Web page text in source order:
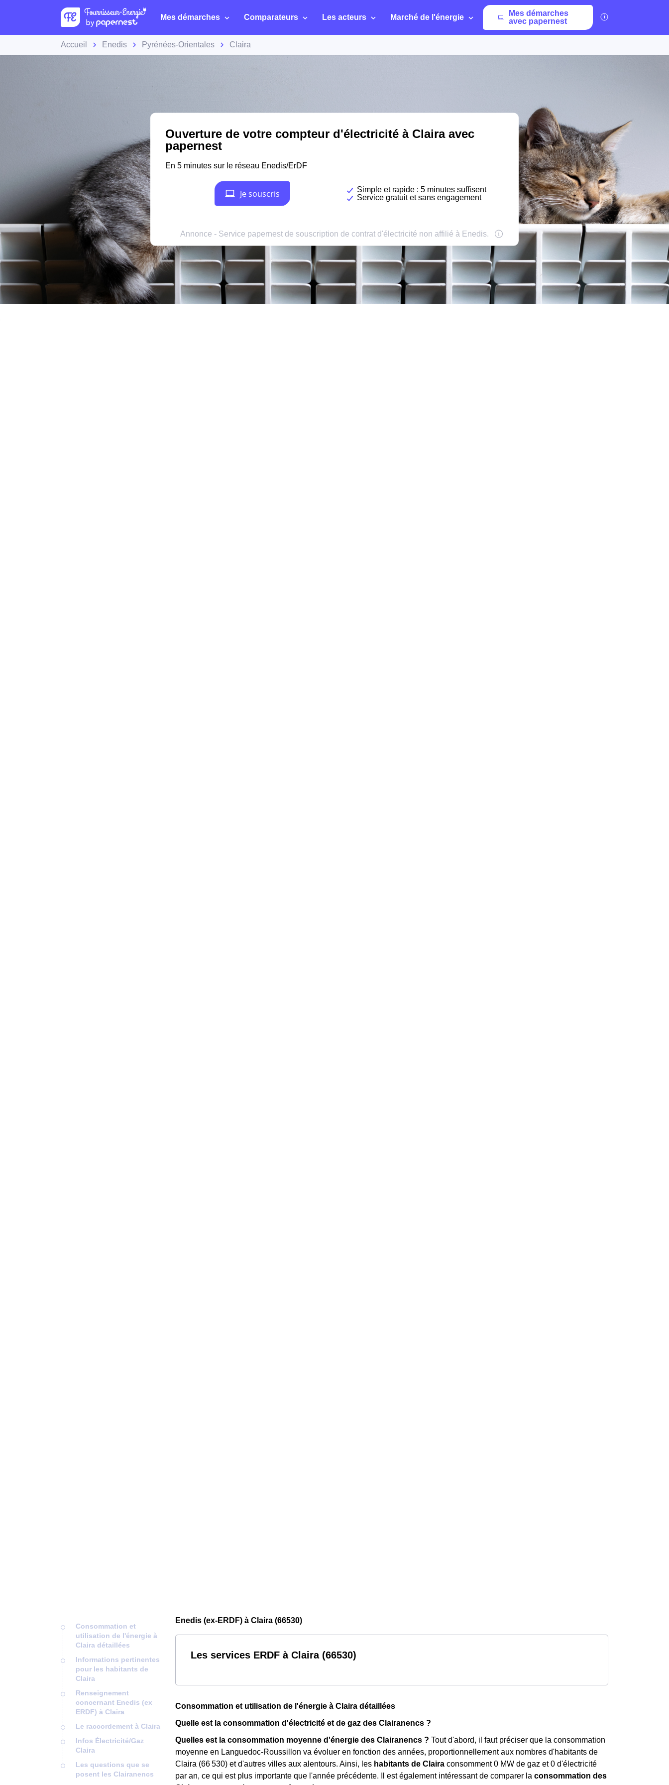
Mes démarches Comparateurs Les acteurs Marché de l'énergie
Mes démarches
avec papernest
Accueil Enedis Pyrénées-Orientales Claira
Consommation et
utilisation de l'énergie à
Claira détaillées
Informations pertinentes
pour les habitants de
Claira
Renseignement
concernant Enedis (ex
ERDF) à Claira
Le raccordement à Claira
Infos Électricité/Gaz
Claira
Les questions que se
posent les Clairanencs
Enedis (ex-ERDF) à Claira (66530)
Les services ERDF à Claira (66530)
Consommation et utilisation de l'énergie à Claira détaillées
Quelle est la consommation d'électricité et de gaz des Clairanencs ?
Quelles est la consommation moyenne d'énergie des Clairanencs ? Tout d'abord, il faut préciser que la consommation
moyenne en Languedoc-Roussillon va évoluer en fonction des années, proportionnellement aux nombres d'habitants de
Claira (66 530) et d'autres villes aux alentours. Ainsi, les habitants de Claira consomment 0 MW de gaz et 0 d'électricité
par an, ce qui est plus importante que l'année précédente. Il est également intéressant de comparer la consommation des